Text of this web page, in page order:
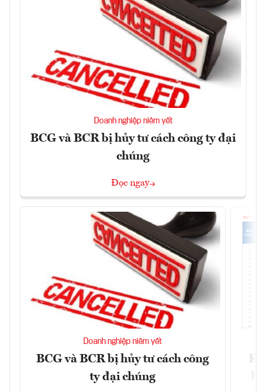
Doanh nghiệp niêm yết
BCG và BCR bị hủy tư cách công ty đại
chúng
Đọc ngay
Doanh nghiệp niêm yết
BCG và BCR bị hủy tư cách công
ty đại chúng